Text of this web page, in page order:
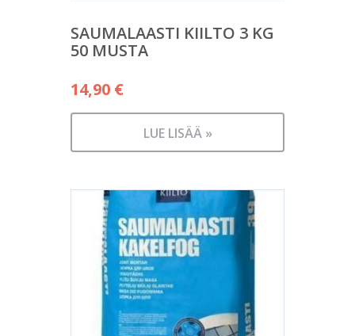
SAUMALAASTI KIILTO 3 KG
50 MUSTA
14,90 €
LUE LISÄÄ »